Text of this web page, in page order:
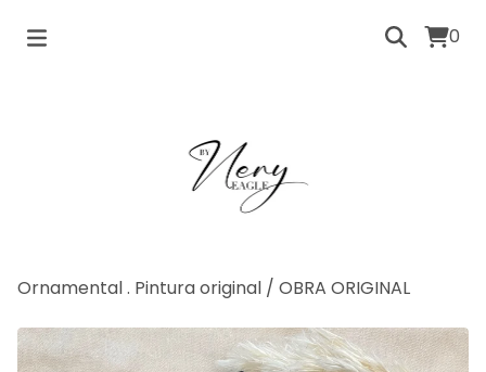
0
Ornamental . Pintura original / OBRA ORIGINAL